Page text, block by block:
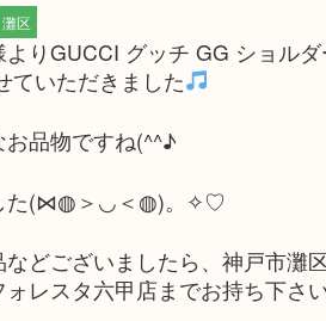
日:2025/07/23
ーバッグ（ GUCCI グッチ
灘区
ていただきました
お品物ですね(^^♪